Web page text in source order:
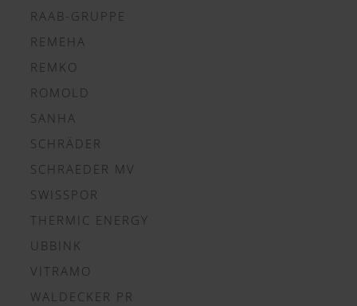
RAAB-GRUPPE
REMEHA
REMKO
ROMOLD
SANHA
SCHRÄDER
SCHRAEDER MV
SWISSPOR
THERMIC ENERGY
UBBINK
VITRAMO
WALDECKER PR